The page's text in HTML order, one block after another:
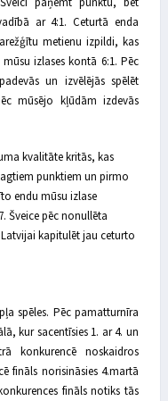
ar 4:1. Ceturtā enda
metienu izpildi, kas
izlases kontā 6:1. Pēc
un izvēlējās spēlēt
mūsējo kļūdām izdevās
kvalitāte kritās, kas
punktiem un pirmo
endu mūsu izlase
Šveice pēc nonullēta
kapitulēt jau ceturto
spēles. Pēc pamatturnīra
kur sacentīsies 1. ar 4. un
konkurencē noskaidros
fināls norisināsies 4.martā
fināls notiks tās